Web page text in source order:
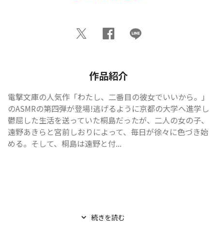
作品紹介
電撃文庫の人気作「わたし、二番目の彼女でいいから。」
のASMRの第四弾が登場!逃げるように京都の大学へ進学し
鬱屈した生活を送っていた桐島だったが、二人の女の子、
遠野あきらと宮前しおりによって、毎日が徐々に色づき始
める。そして、桐島は遠野と付...
続きを読む